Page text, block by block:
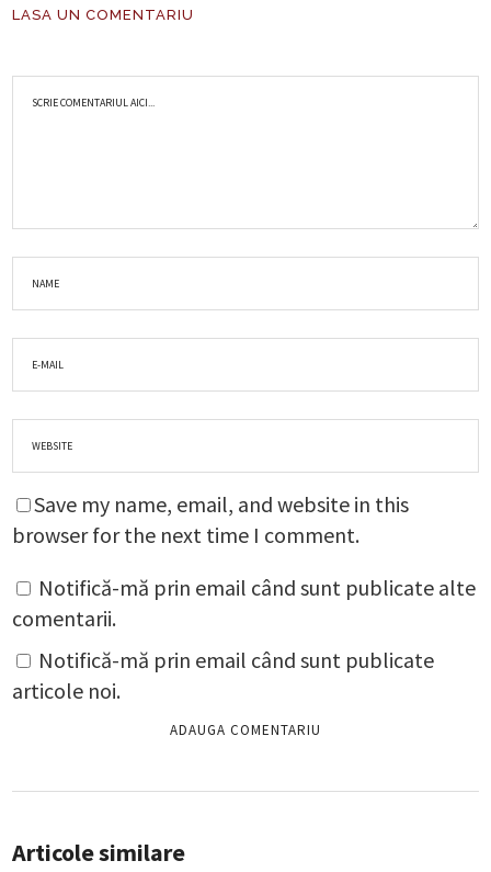
LASA UN COMENTARIU
Save my name, email, and website in this
browser for the next time I comment.
Notifică-mă prin email când sunt publicate alte
comentarii.
Notifică-mă prin email când sunt publicate
articole noi.
Articole similare